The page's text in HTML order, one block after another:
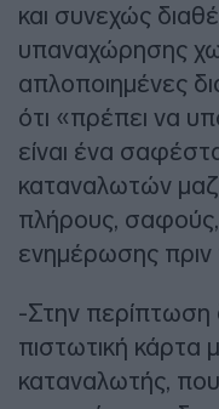
και συνεχώς
υπαναχώρησης
απλοποιημένες
ότι «πρέπει να
είναι ένα
καταναλωτών
πλήρους, σαφούς,
ενημέρωσης
-Στην περίπτωση
πιστωτική
καταναλωτής,